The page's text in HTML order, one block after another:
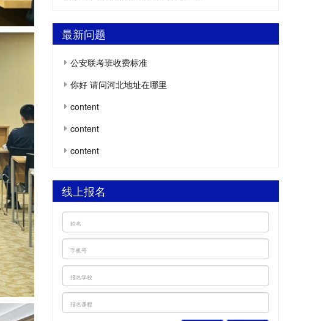
最新问题
公安联考班收费标准
你好 请问河北地址在哪里
content
content
content
线上报名